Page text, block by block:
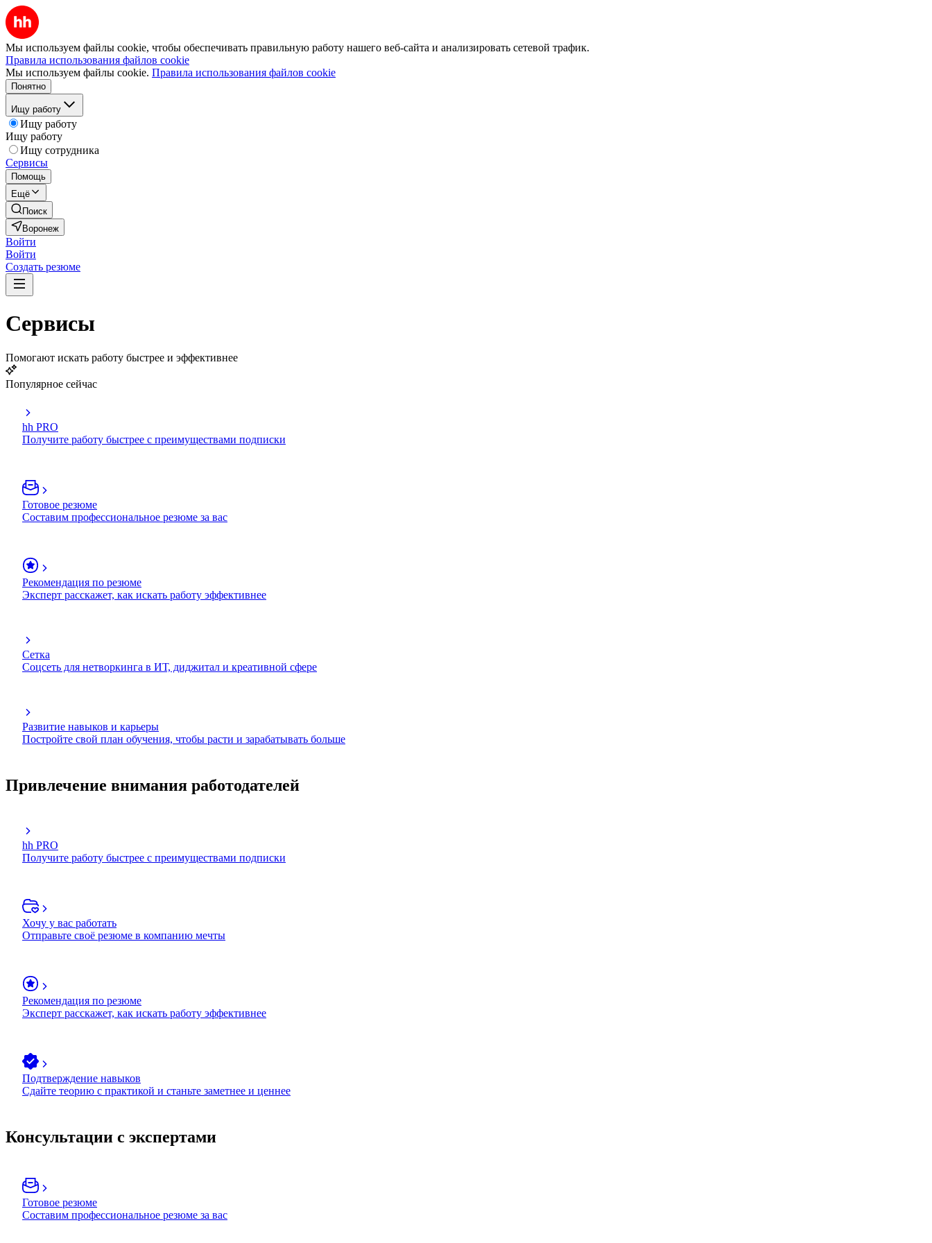
Мы используем файлы cookie, чтобы обеспечивать правильную работу нашего веб-сайта и анализировать сетевой трафик.
Правила использования файлов cookie
Мы используем файлы cookie. Правила использования файлов cookie
Понятно
Ищу работу
Ищу работу
Ищу работу
Ищу сотрудника
Сервисы
Помощь
Ещё
Поиск
Воронеж
Войти
Войти
Создать резюме
Сервисы
Помогают искать работу быстрее и эффективнее
Популярное сейчас
hh PRO
Получите работу быстрее с преимуществами подписки
Готовое резюме
Составим профессиональное резюме за вас
Рекомендация по резюме
Эксперт расскажет, как искать работу эффективнее
Сетка
Соцсеть для нетворкинга в ИТ, диджитал и креативной сфере
Развитие навыков и карьеры
Постройте свой план обучения, чтобы расти и зарабатывать больше
Привлечение внимания работодателей
hh PRO
Получите работу быстрее с преимуществами подписки
Хочу у вас работать
Отправьте своё резюме в компанию мечты
Рекомендация по резюме
Эксперт расскажет, как искать работу эффективнее
Подтверждение навыков
Сдайте теорию с практикой и станьте заметнее и ценнее
Консультации с экспертами
Готовое резюме
Составим профессиональное резюме за вас